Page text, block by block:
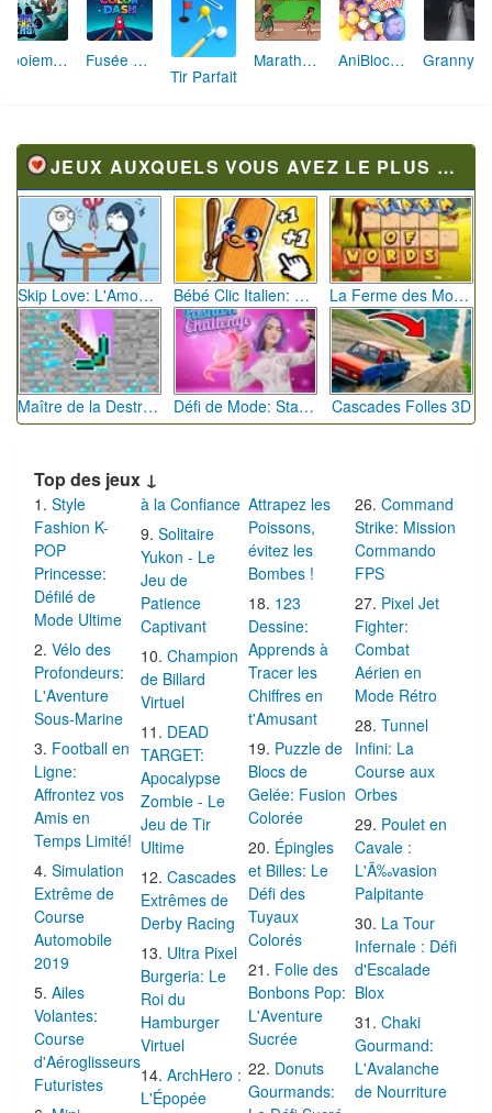
Aboiement Stellaire : Aventure Canine Fusée Chromatique: La Course des Couleurs
Tir Parfait
Marathon Champion io AniBlocos: Connecte les Animaux Mignons!
JEUX AUXQUELS VOUS AVEZ LE PLUS JOUÉ
Skip Love: L'Amour en Péril Bébé Clic Italien: La Folie des Petits Bambins La Ferme des Mots - Cultivez votre Vocabulaire
Maître de la Destruction: Fusion de Pioches Défi de Mode: Star du Podium Cascades Folles 3D
Top des jeux ↓
Style
Fashion K-
POP
Princesse:
Défilé de
Mode Ultime
Vélo des
Profondeurs:
L'Aventure
Sous-Marine
Football en
Ligne:
Affrontez vos
Amis en
Temps Limité!
Simulation
Extrême de
Course
Automobile
2019
Ailes
Volantes:
Course
d'Aéroglisseurs
Futuristes
à la Confiance
Solitaire
Yukon - Le
Jeu de
Patience
Captivant
Champion
de Billard
Virtuel
DEAD
TARGET:
Apocalypse
Zombie - Le
Jeu de Tir
Ultime
Cascades
Extrêmes de
Derby Racing
Ultra Pixel
Burgeria: Le
Roi du
Hamburger
Virtuel
ArchHero :
L'Épopée
Attrapez les
Poissons,
évitez les
Bombes !
123
Dessine:
Apprends à
Tracer les
Chiffres en
t'Amusant
Puzzle de
Blocs de
Gelée: Fusion
Colorée
Épingles
et Billes: Le
Défi des
Tuyaux
Colorés
Folie des
Bonbons Pop:
L'Aventure
Sucrée
Donuts
Gourmands:
Command
Strike: Mission
Commando
FPS
Pixel Jet
Fighter:
Combat
Aérien en
Mode Rétro
Tunnel
Infini: La
Course aux
Orbes
Poulet en
Cavale :
L'Ã‰vasion
Palpitante
La Tour
Infernale : Défi
d'Escalade
Blox
Chaki
Gourmand:
L'Avalanche
de Nourriture